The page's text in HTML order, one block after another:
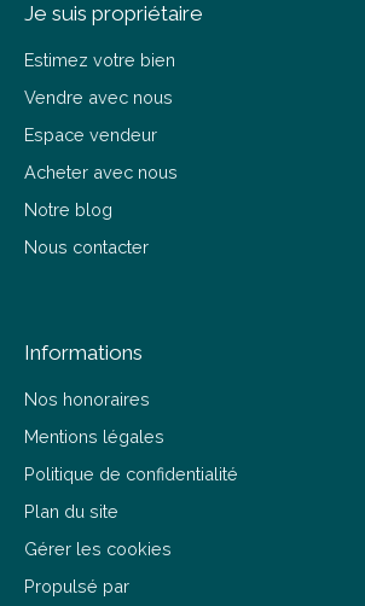
Je suis propriétaire
Estimez votre bien
Vendre avec nous
Espace vendeur
Acheter avec nous
Notre blog
Nous contacter
Informations
Nos honoraires
Mentions légales
Politique de confidentialité
Plan du site
Gérer les cookies
Propulsé par